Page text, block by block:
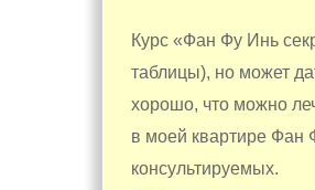
Курс «Фан Фу Инь
таблицы), но может
хорошо, что можно
в моей квартире Фан
консультируемых.